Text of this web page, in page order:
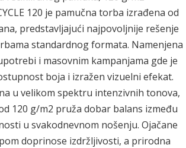
120 je pamučna torba izrađena od
predstavljajući najpovoljnije rešenje
standardnog formata. Namenjena
i masovnim kampanjama gde je
boja i izražen vizuelni efekat.
u velikom spektru intenzivnih tonova,
120 g/m2 pruža dobar balans između
u svakodnevnom nošenju. Ojačane
doprinose izdržljivosti, a prirodna